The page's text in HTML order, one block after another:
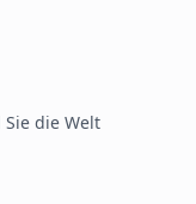
die Welt